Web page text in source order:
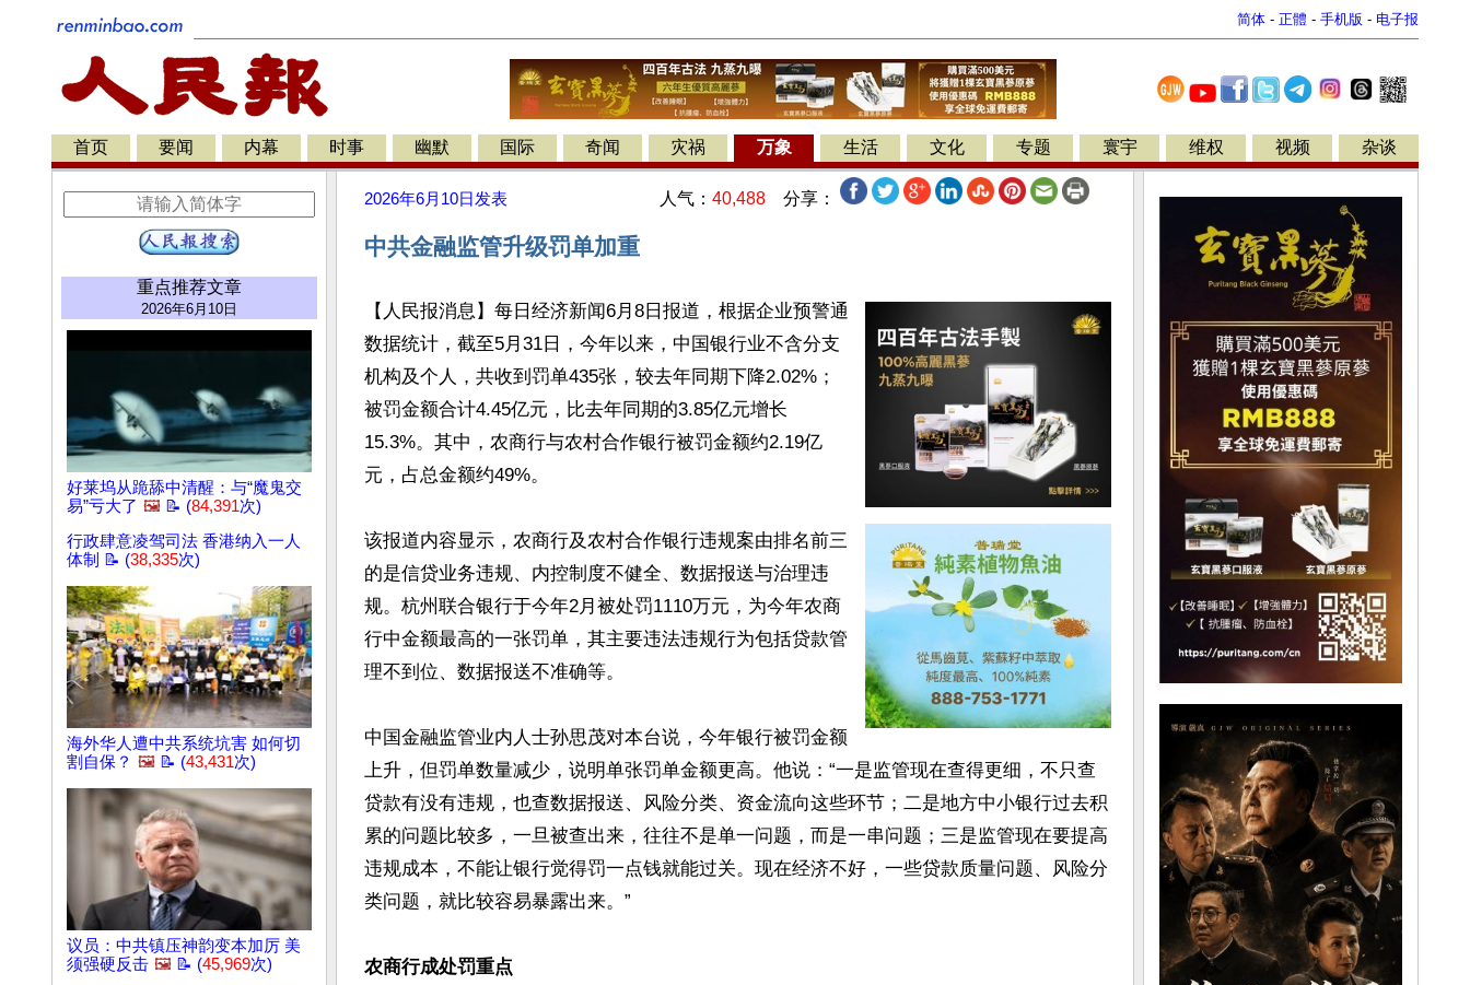
简体 - 正體 - 手机版 - 电子报
首页 要闻 内幕 时事 幽默 国际 奇闻 灾祸 万象 生活 文化 专题 寰宇 维权 视频 杂谈
重点推荐文章
2026年6月10日
好莱坞从跪舔中清醒：与“魔鬼交
易”亏大了 🖼️ 📝 (84,391次)
行政肆意凌驾司法 香港纳入一人
体制 📝 (38,335次)
海外华人遭中共系统坑害 如何切
割自保？ 🖼️ 📝 (43,431次)
议员：中共镇压神韵变本加厉 美
须强硬反击 🖼️ 📝 (45,969次)
2026年6月10日 发表 人气： 40,488 分享：
中共金融监管升级罚单加重
【人民报消息】每日经济新闻6月8日报道，根据企业预警通
数据统计，截至5月31日，今年以来，中国银行业不含分支
机构及个人，共收到罚单435张，较去年同期下降2.02%；
被罚金额合计4.45亿元，比去年同期的3.85亿元增长
15.3%。其中，农商行与农村合作银行被罚金额约2.19亿
元，占总金额约49%。
该报道内容显示，农商行及农村合作银行违规案由排名前三
的是信贷业务违规、内控制度不健全、数据报送与治理违
规。杭州联合银行于今年2月被处罚1110万元，为今年农商
行中金额最高的一张罚单，其主要违法违规行为包括贷款管
理不到位、数据报送不准确等。
中国金融监管业内人士孙思茂对本台说，今年银行被罚金额
上升，但罚单数量减少，说明单张罚单金额更高。他说：“一是监管现在查得更细，不只查
贷款有没有违规，也查数据报送、风险分类、资金流向这些环节；二是地方中小银行过去积
累的问题比较多，一旦被查出来，往往不是单一问题，而是一串问题；三是监管现在要提高
违规成本，不能让银行觉得罚一点钱就能过关。现在经济不好，一些贷款质量问题、风险分
类问题，就比较容易暴露出来。”
农商行成处罚重点